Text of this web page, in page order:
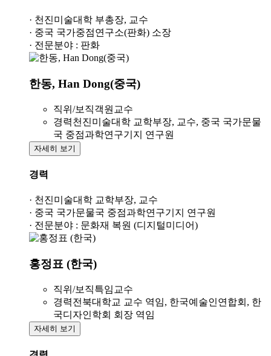
· 천진미술대학 부총장, 교수
· 중국 국가중점연구소(판화) 소장
· 전문분야 : 판화
한동, Han Dong(중국)
직위/보직객원교수
경력천진미술대학 교학부장, 교수, 중국 국가문물
국 중점과학연구기지 연구원
자세히 보기
경력
· 천진미술대학 교학부장, 교수
· 중국 국가문물국 중점과학연구기지 연구원
· 전문분야 : 문화재 복원 (디지털미디어)
홍정표 (한국)
직위/보직특임교수
경력전북대학교 교수 역임, 한국예술인연합회, 한
국디자인학회 회장 역임
자세히 보기